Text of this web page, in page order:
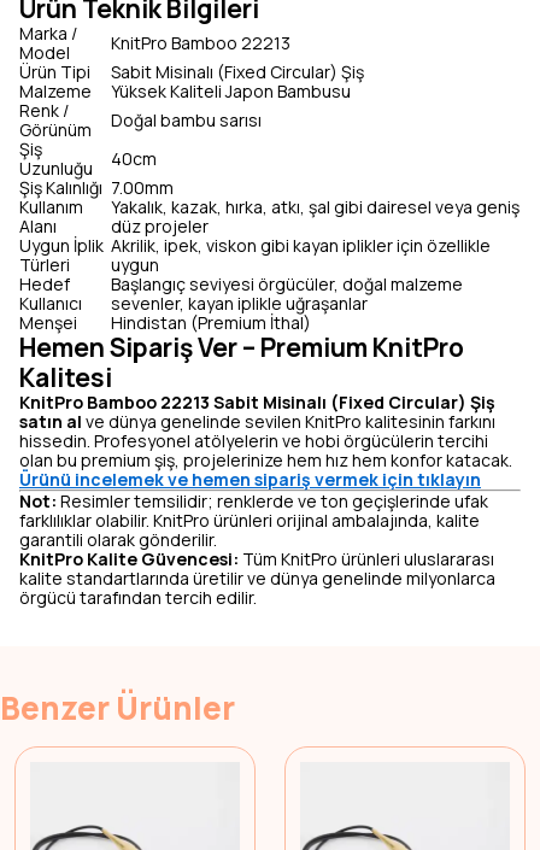
Ürün Teknik Bilgileri
Marka /
Model
KnitPro Bamboo 22213
Ürün Tipi
Sabit Misinalı (Fixed Circular) Şiş
Malzeme
Yüksek Kaliteli Japon Bambusu
Renk /
Görünüm
Doğal bambu sarısı
Şiş
Uzunluğu
40cm
Şiş Kalınlığı 7.00mm
Kullanım
Alanı
Yakalık, kazak, hırka, atkı, şal gibi dairesel veya geniş
düz projeler
Uygun İplik
Türleri
Akrilik, ipek, viskon gibi kayan iplikler için özellikle
uygun
Hedef
Kullanıcı
Başlangıç seviyesi örgücüler, doğal malzeme
sevenler, kayan iplikle uğraşanlar
Menşei
Hindistan (Premium İthal)
Hemen Sipariş Ver – Premium KnitPro
Kalitesi
KnitPro Bamboo 22213 Sabit Misinalı (Fixed Circular) Şiş
satın al ve dünya genelinde sevilen KnitPro kalitesinin farkını
hissedin. Profesyonel atölyelerin ve hobi örgücülerin tercihi
olan bu premium şiş, projelerinize hem hız hem konfor katacak.
Ürünü incelemek ve hemen sipariş vermek için tıklayın
Not: Resimler temsilidir; renklerde ve ton geçişlerinde ufak
farklılıklar olabilir. KnitPro ürünleri orijinal ambalajında, kalite
garantili olarak gönderilir.
KnitPro Kalite Güvencesi: Tüm KnitPro ürünleri uluslararası
kalite standartlarında üretilir ve dünya genelinde milyonlarca
örgücü tarafından tercih edilir.
Benzer Ürünler